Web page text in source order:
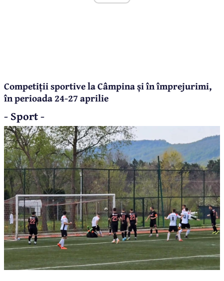
Competiții sportive la Câmpina și în împrejurimi,
în perioada 24-27 aprilie
- Sport -